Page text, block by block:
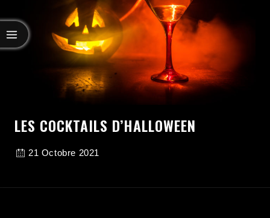
LES COCKTAILS D’HALLOWEEN
21 Octobre 2021